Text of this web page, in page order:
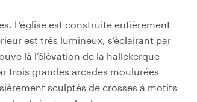
L’église est construite entièrement
est très lumineux, s’éclairant par
là l’élévation de la hallekerque
trois grandes arcades moulurées
sculptés de crosses à motifs